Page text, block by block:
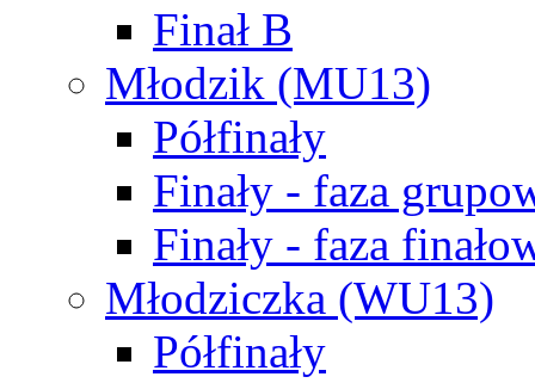
Finał B
Młodzik (MU13)
Półfinały
Finały - faza
Finały - faza
Młodziczka (WU13)
Półfinały